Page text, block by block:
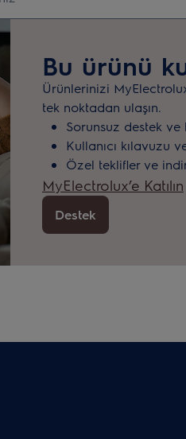
Bu ürünü
Ürünlerinizi
tek noktadan ulaşın.
Sorunsuz destek ve
Kullanıcı kılavuzu
Özel teklifler ve
MyElectrolux’e Katılın
Destek